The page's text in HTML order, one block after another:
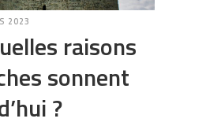
2023
raisons
sonnent
?